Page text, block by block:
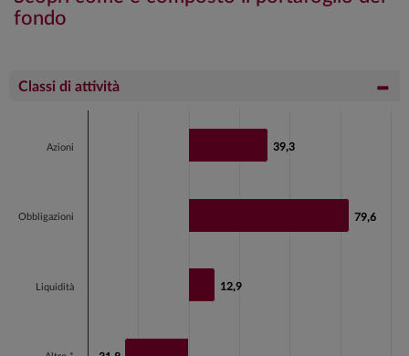
fondo
Classi di attività
Bar chart with 4 bars.
View as data table, Chart
The chart has 1 Y axis displaying values. Data ranges
39,3
39,3
79,6
79,6
12,9
12,9
Azioni
Obbligazioni
Liquidità